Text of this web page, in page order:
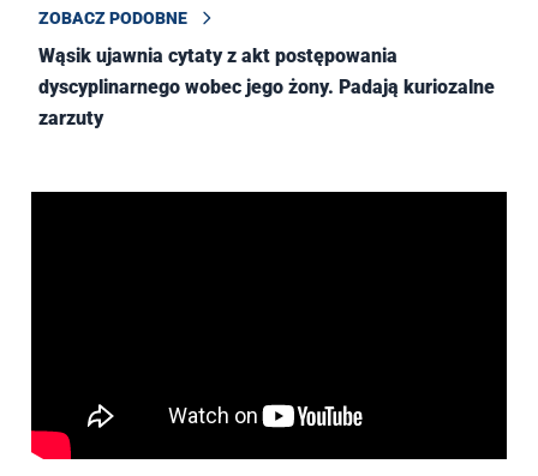
ZOBACZ PODOBNE
Wąsik ujawnia cytaty z akt postępowania
dyscyplinarnego wobec jego żony. Padają kuriozalne
zarzuty